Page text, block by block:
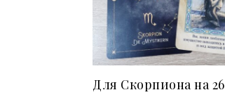
Для Скорпиона на 26